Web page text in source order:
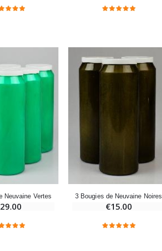
Croix Enfant en Bois Eglise Papillons et Arc-en-ciel 15 cm
€4.90
Neuvaine Vertes 3 Bougies de Neuvaine Noires
€15.00